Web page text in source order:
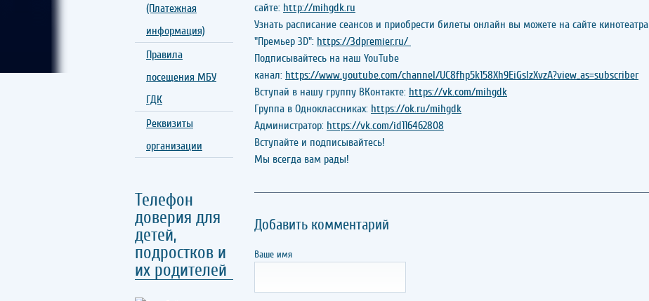
(Платежная
информация)
Правила
посещения МБУ
ГДК
Реквизиты
организации
Телефон
доверия для
детей,
подростков и
их родителей
сайте: http://mihgdk.ru
Узнать расписание сеансов и приобрести билеты онлайн вы можете на сайте кинотеатра
"Премьер 3D": https://3dpremier.ru/
Подписывайтесь на наш YouTube
канал: https://www.youtube.com/channel/UC8fhp5k158Xh9EiGsIzXvzA?view_as=subscriber
Вступай в нашу группу ВКонтакте: https://vk.com/mihgdk
Группа в Одноклассниках: https://ok.ru/mihgdk
Администратор: https://vk.com/id116462808
Вступайте и подписывайтесь!
Мы всегда вам рады!
Добавить комментарий
Ваше имя